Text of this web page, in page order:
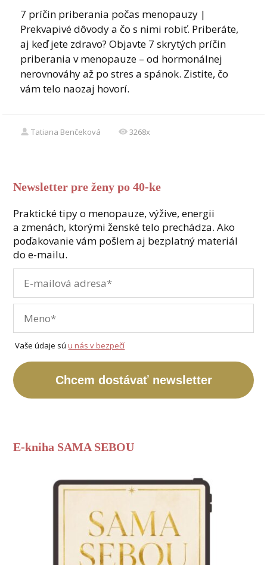
7 príčin priberania počas menopauzy |
Prekvapivé dôvody a čo s nimi robiť. Priberáte,
aj keď jete zdravo? Objavte 7 skrytých príčin
priberania v menopauze – od hormonálnej
nerovnováhy až po stres a spánok. Zistite, čo
vám telo naozaj hovorí.
Tatiana Benčeková 3268x
Newsletter pre ženy po 40-ke
Praktické tipy o menopauze, výžive, energii
a zmenách, ktorými ženské telo prechádza. Ako
poďakovanie vám pošlem aj bezplatný materiál
do e-mailu.
Vaše údaje súu nás v bezpečí
Chcem dostávať newsletter
E-kniha SAMA SEBOU